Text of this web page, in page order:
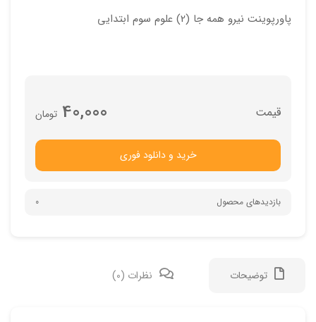
پاورپوینت نیرو همه جا (2) علوم سوم ابتدایی
تومان 40,000
خرید و دانلود فوری
بازدیدهای محصول 0
توضیحات نظرات (0)